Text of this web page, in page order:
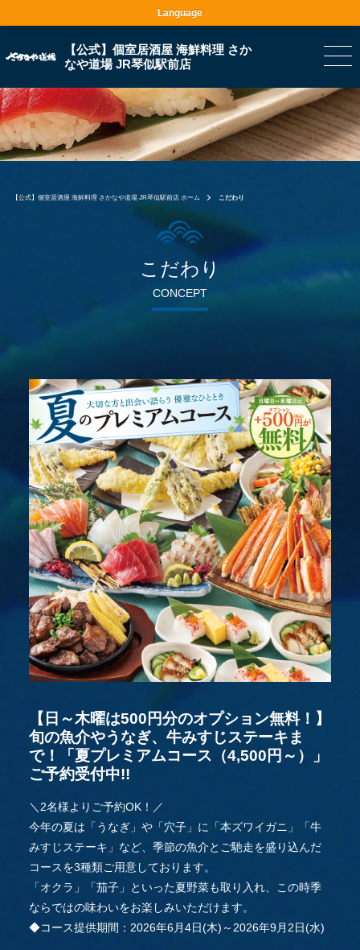
【公式】個室居酒屋 海鮮料理 さか
なや道場 JR琴似駅前店
【公式】個室居酒屋 海鮮料理 さかなや道場 JR琴似駅前店 ホーム こだわり
こだわり
CONCEPT
【日～木曜は500円分のオプション無料！】
旬の魚介やうなぎ、牛みすじステーキま
で！「夏プレミアムコース（4,500円～）」
ご予約受付中!!
＼2名様よりご予約OK！／
今年の夏は「うなぎ」や「穴子」に「本ズワイガニ」「牛
みすじステーキ」など、季節の魚介とご馳走を盛り込んだ
コースを3種類ご用意しております。
「オクラ」「茄子」といった夏野菜も取り入れ、この時季
ならではの味わいをお楽しみいただけます。
◆コース提供期間：2026年6月4日(木)～2026年9月2日(水)
Language